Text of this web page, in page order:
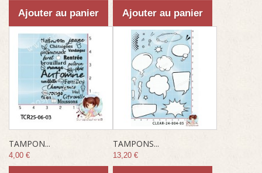
Ajouter au panier Ajouter au panier
TAMPON...
4,00 €
TAMPONS...
13,20 €